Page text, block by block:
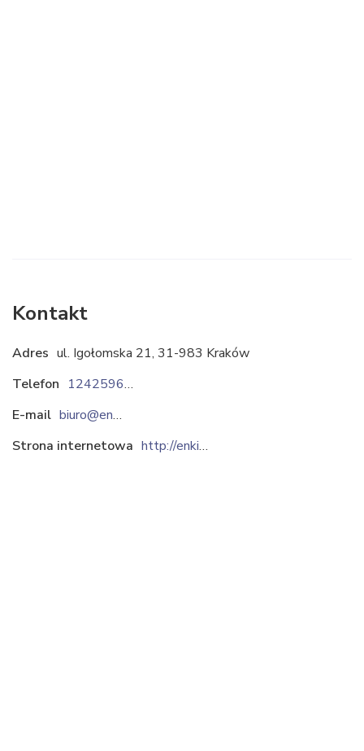
Kontakt
Adres ul. Igołomska 21, 31-983 Kraków
Telefon
124259621
E-mail
biuro@enkipolska.com
Strona internetowa
http://enkipolska.pl